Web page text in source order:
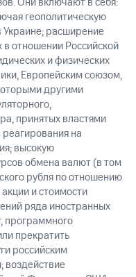
геополитическую
Украине; расширение
отношении Российской
и физических
Европейским союзом,
другими
принятых властями
на
высокую
обмена валют (в том
рубля по отношению
и стоимости
ряда иностранных
программного
прекратить
российским